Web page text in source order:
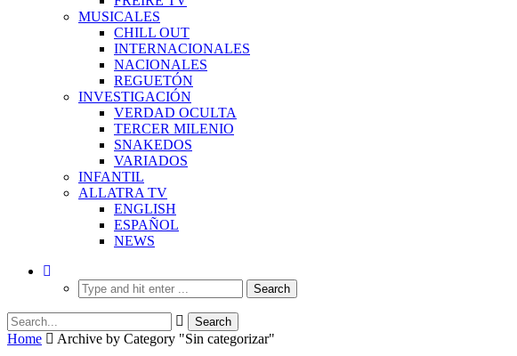
MUSICALES
CHILL OUT
INTERNACIONALES
NACIONALES
REGUETÓN
INVESTIGACIÓN
VERDAD OCULTA
TERCER MILENIO
SNAKEDOS
VARIADOS
INFANTIL
ALLATRA TV
ENGLISH
ESPAÑOL
NEWS
Home Archive by Category "Sin categorizar"